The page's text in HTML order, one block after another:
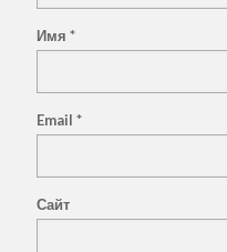
Имя *
Email *
Сайт